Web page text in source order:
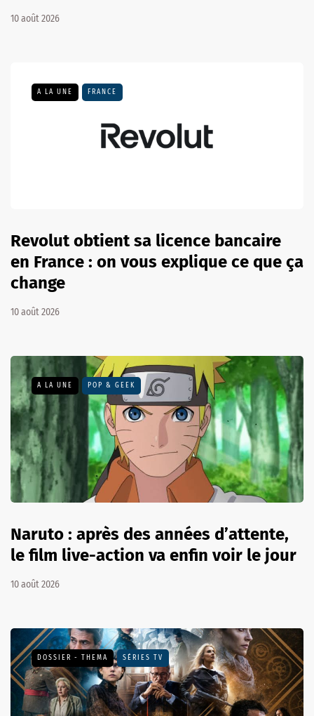
10 août 2026
A LA UNE FRANCE
Revolut obtient sa licence bancaire
en France : on vous explique ce que ça
change
10 août 2026
A LA UNE POP & GEEK
Naruto : après des années d’attente,
le film live-action va enfin voir le jour
10 août 2026
DOSSIER - THEMA SÉRIES TV